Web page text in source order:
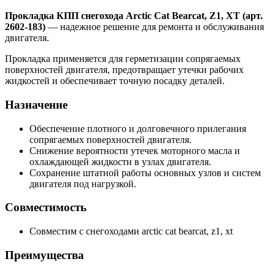
Прокладка КПП снегохода Arctic Cat Bearcat, Z1, XT (арт.
2602-183) — надежное решение для ремонта и обслуживания
двигателя.
Прокладка применяется для герметизации сопрягаемых
поверхностей двигателя, предотвращает утечки рабочих
жидкостей и обеспечивает точную посадку деталей.
Назначение
Обеспечение плотного и долговечного прилегания
сопрягаемых поверхностей двигателя.
Снижение вероятности утечек моторного масла и
охлаждающей жидкости в узлах двигателя.
Сохранение штатной работы основных узлов и систем
двигателя под нагрузкой.
Совместимость
Совместим с снегоходами arctic cat bearcat, z1, xt
Преимущества